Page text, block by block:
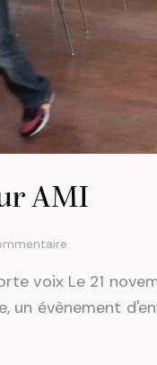
AMI
voix Le 21
un évènement